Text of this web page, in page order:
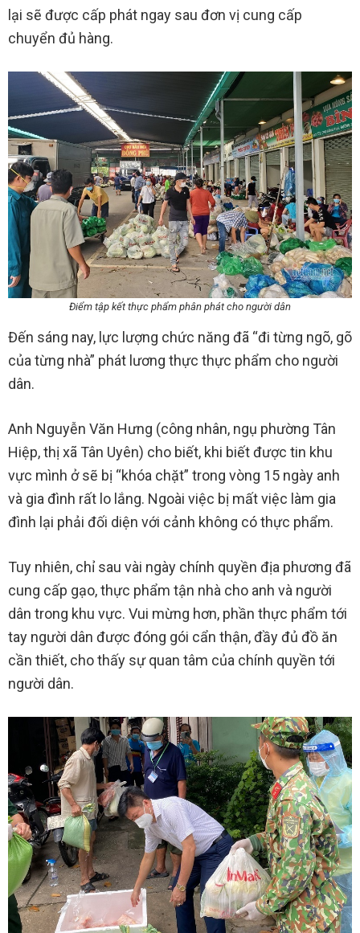
lại sẽ được cấp phát ngay sau đơn vị cung cấp
chuyển đủ hàng.
Điểm tập kết thực phẩm phân phát cho người dân
Đến sáng nay, lực lượng chức năng đã “đi từng ngõ, gõ
của từng nhà” phát lương thực thực phẩm cho người
dân.
Anh Nguyễn Văn Hưng (công nhân, ngụ phường Tân
Hiệp, thị xã Tân Uyên) cho biết, khi biết được tin khu
vực mình ở sẽ bị “khóa chặt” trong vòng 15 ngày anh
và gia đình rất lo lắng. Ngoài việc bị mất việc làm gia
đình lại phải đối diện với cảnh không có thực phẩm.
Tuy nhiên, chỉ sau vài ngày chính quyền địa phương đã
cung cấp gạo, thực phẩm tận nhà cho anh và người
dân trong khu vực. Vui mừng hơn, phần thực phẩm tới
tay người dân được đóng gói cẩn thận, đầy đủ đồ ăn
cần thiết, cho thấy sự quan tâm của chính quyền tới
người dân.